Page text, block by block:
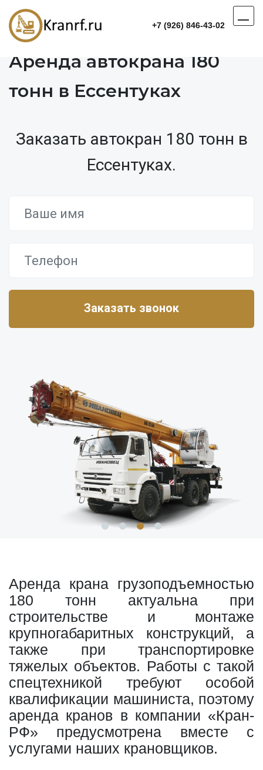
+7 (926) 846-43-02
Аренда автокрана 180
тонн в Ессентуках
Заказать автокран 180 тонн в
Ессентуках.
Аренда крана грузоподъемностью
180 тонн актуальна при
строительстве и монтаже
крупногабаритных конструкций, а
также при транспортировке
тяжелых объектов. Работы с такой
спецтехникой требуют особой
квалификации машиниста, поэтому
аренда кранов в компании «Кран-
РФ» предусмотрена вместе с
услугами наших крановщиков.